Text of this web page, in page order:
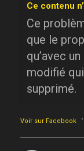
Ce contenu
Ce
que le
qu’avec
modifié
supprimé.
Voir sur Facebook ·